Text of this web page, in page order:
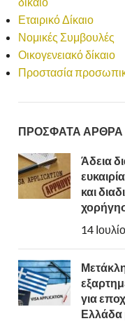
Εταιρικό Δίκαιο
Νομικές Συμβουλές
Οικογενειακό δίκαιο
Προστασία
ΠΡΟΣΦΑΤΑ ΑΡΘΡΑ
Άδεια
και
14
για
Ελλάδα